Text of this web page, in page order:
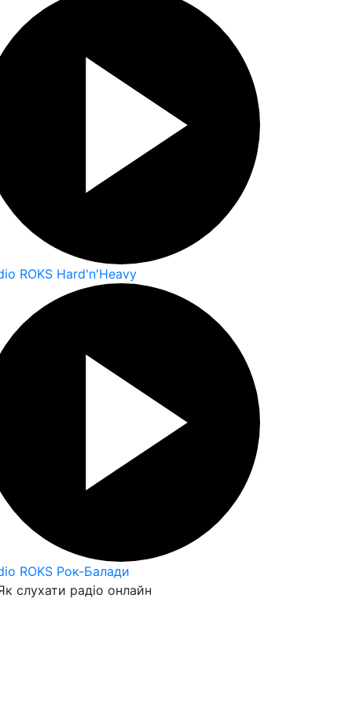
ROKS Hard'n'Heavy
ROKS Рок-Балади
слухати радіо онлайн